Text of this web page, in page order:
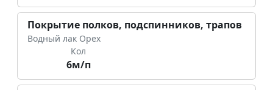
Покрытие полков, подспинников, трапов
Водный лак Орех
Кол
6м/п